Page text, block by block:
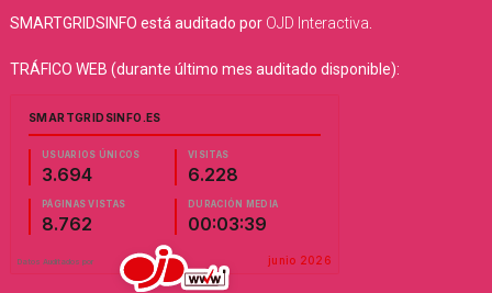
SMARTGRIDSINFO está auditado por OJD Interactiva
TRÁFICO WEB (durante último mes auditado disponible):